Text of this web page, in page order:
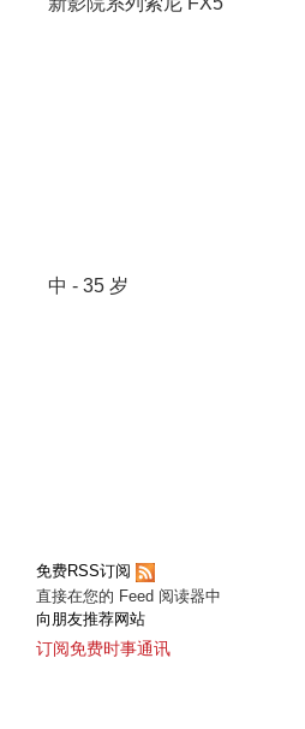
中 - 35 岁
免费RSS订阅
直接在您的 Feed 阅读器中
向朋友推荐网站
订阅免费时事通讯